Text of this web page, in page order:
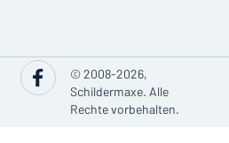
© 2008-2026,
Schildermaxe. Alle
Rechte vorbehalten.